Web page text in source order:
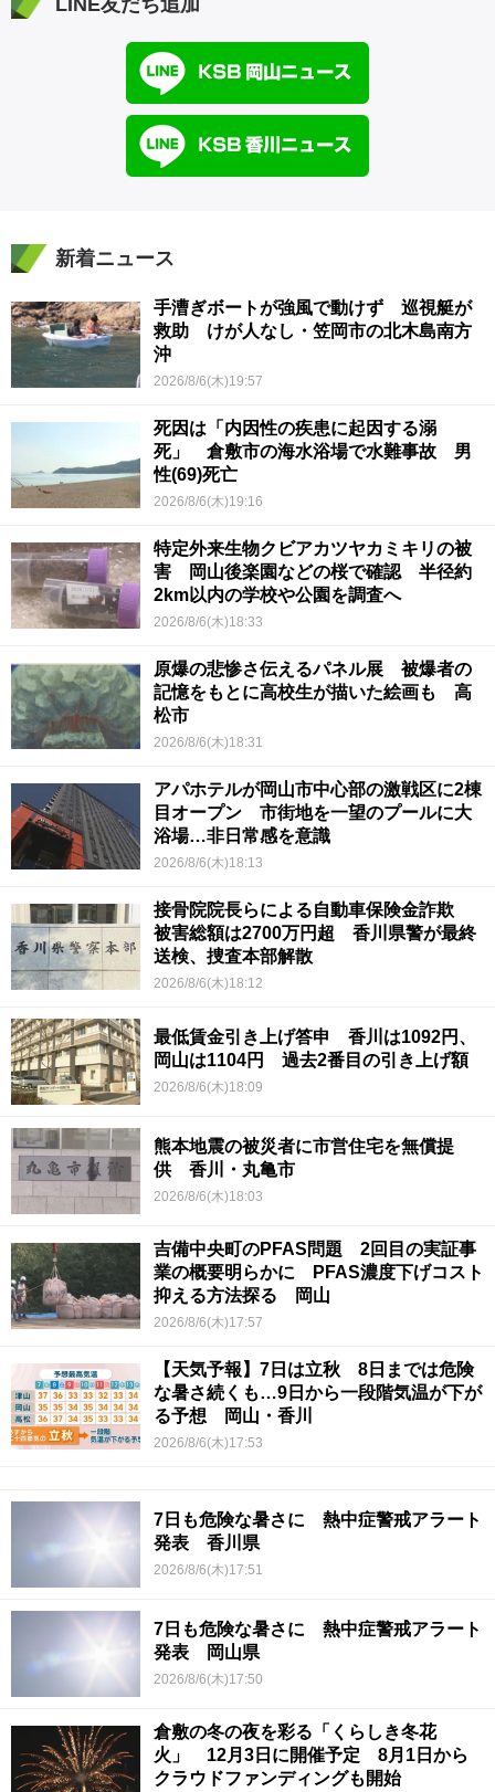
LINE友だち追加
新着ニュース
手漕ぎボートが強風で動けず 巡視艇が
救助 けが人なし・笠岡市の北木島南方
沖
2026/8/6(木)19:57
死因は「内因性の疾患に起因する溺
死」 倉敷市の海水浴場で水難事故 男
性(69)死亡
2026/8/6(木)19:16
特定外来生物クビアカツヤカミキリの被
害 岡山後楽園などの桜で確認 半径約
2km以内の学校や公園を調査へ
2026/8/6(木)18:33
原爆の悲惨さ伝えるパネル展 被爆者の
記憶をもとに高校生が描いた絵画も 高
松市
2026/8/6(木)18:31
アパホテルが岡山市中心部の激戦区に2棟
目オープン 市街地を一望のプールに大
浴場…非日常感を意識
2026/8/6(木)18:13
接骨院院長らによる自動車保険金詐欺
被害総額は2700万円超 香川県警が最終
送検、捜査本部解散
2026/8/6(木)18:12
最低賃金引き上げ答申 香川は1092円、
岡山は1104円 過去2番目の引き上げ額
2026/8/6(木)18:09
熊本地震の被災者に市営住宅を無償提
供 香川・丸亀市
2026/8/6(木)18:03
吉備中央町のPFAS問題 2回目の実証事
業の概要明らかに PFAS濃度下げコスト
抑える方法探る 岡山
2026/8/6(木)17:57
【天気予報】7日は立秋 8日までは危険
な暑さ続くも…9日から一段階気温が下が
る予想 岡山・香川
2026/8/6(木)17:53
7日も危険な暑さに 熱中症警戒アラート
発表 香川県
2026/8/6(木)17:51
7日も危険な暑さに 熱中症警戒アラート
発表 岡山県
2026/8/6(木)17:50
倉敷の冬の夜を彩る「くらしき冬花
火」 12月3日に開催予定 8月1日から
クラウドファンディングも開始